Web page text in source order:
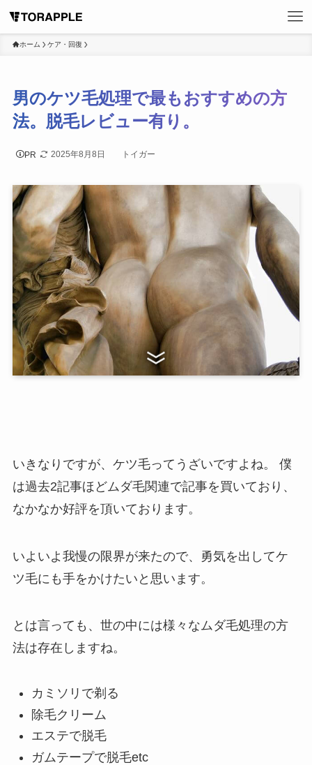
ホーム ケア・回復
男のケツ毛処理で最もおすすめの方
法。脱毛レビュー有り。
PR 2025年8月8日 トイガー
いきなりですが、ケツ毛ってうざいですよね。 僕
は過去2記事ほどムダ毛関連で記事を買いており、
なかなか好評を頂いております。
いよいよ我慢の限界が来たので、勇気を出してケ
ツ毛にも手をかけたいと思います。
とは言っても、世の中には様々なムダ毛処理の方
法は存在しますね。
カミソリで剃る
除毛クリーム
エステで脱毛
ガムテープで脱毛etc